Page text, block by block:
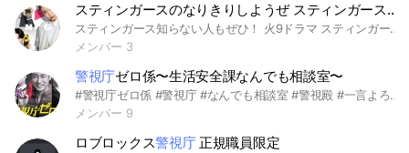
スティンガースのなりきりしようぜ スティンガース
警
スティンガース知らない人もぜひ！ 火9ドラマ スティンガース警視庁おとり捜査検証室のなりきり部屋~♪ (スティンガース知らない人には説明もできるのでご安心を✨) ☆ルール ❌キャラ被りなし ❌喧嘩、過激な恋愛 ❌荒らし ❌オリキャラ ️⭕️一人一役まで （犯人役とかそういうのなら何役でもいいですよ） ️⭕️雑談 ️ 主は 小山内誠 役でーす！ 役表 二階堂 ｼﾂﾁｮｳ🈵 森園 ｻﾝ🈵 乾 ｻﾝ🈳 関口 ｻﾝ🈳 水上 ｻﾝ🈳 小山内 ｸﾝ🈵 ほかの警察 🈳何人でも！ 犯人など 🈳何人でも！ などなど！！ #警視庁 #スティンガース #スティンガース警視庁おとり捜査検証室 #ドラマ #ドラマなりきり #なりきり #雑談 #警察 #警察ごっこ
メンバー 3
警視庁ゼロ係〜生活安全課なんでも相談室〜
#警視庁ゼロ係 #警視庁 #なんでも相談室 #警視殿 #一言よろしいでしょうか
メンバー 9
ロブロックス警視庁正規職員限定